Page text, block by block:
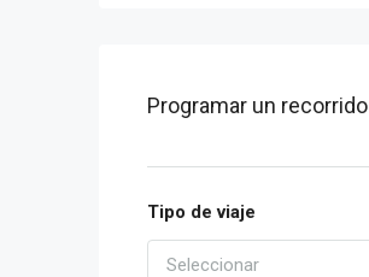
Programar un recorrido
Tipo de viaje
Seleccionar